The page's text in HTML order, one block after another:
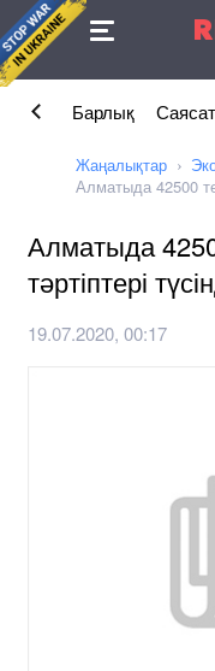
Келісімі
Барлық Саясат
Жаңалықтар
Алматыда 42500
Алматыда
тәртіптері
19.07.2020, 00:17